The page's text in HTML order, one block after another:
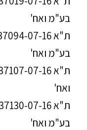
בע"מ ואח'
בע"מ ואח'
ואח'
בע"מ ואח'